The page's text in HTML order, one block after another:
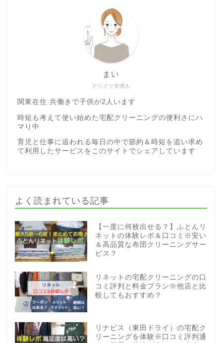
デリクリ管理人
まい
関東在住 共働きで子供が2人います
時短も考えて使い始めた宅配クリーニングの便利さにハ
マり中
育児と仕事に追われる毎日の中で節約＆時短を追い求め
て利用したサービスをこのサイトでシェアしています
よく読まれている記事
【一度に何枚出せる？】ふとんリ
ネットの体験レポ＆口コミ※安い
＆高品質な布団クリーニングサー
ビス？
リネットの宅配クリーニングの口
コミ評判と料金プラン※他店と比
較してもおすすめ？
リナビス（東田ドライ）の宅配ク
リーニングを体験※口コミ評判通